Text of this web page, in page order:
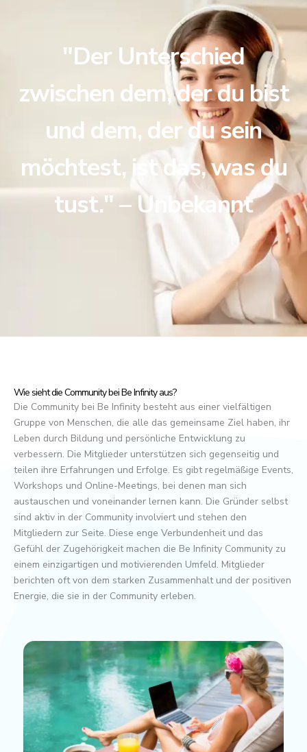
"Der Unterschied
zwischen dem, der du bist
und dem, der du sein
möchtest, ist das, was du
tust." – Unbekannt
Wie sieht die Community bei Be Infinity aus?
Die Community bei Be Infinity besteht aus einer vielfältigen
Gruppe von Menschen, die alle das gemeinsame Ziel haben, ihr
Leben durch Bildung und persönliche Entwicklung zu
verbessern. Die Mitglieder unterstützen sich gegenseitig und
teilen ihre Erfahrungen und Erfolge. Es gibt regelmäßige Events,
Workshops und Online-Meetings, bei denen man sich
austauschen und voneinander lernen kann. Die Gründer selbst
sind aktiv in der Community involviert und stehen den
Mitgliedern zur Seite. Diese enge Verbundenheit und das
Gefühl der Zugehörigkeit machen die Be Infinity Community zu
einem einzigartigen und motivierenden Umfeld. Mitglieder
berichten oft von dem starken Zusammenhalt und der positiven
Energie, die sie in der Community erleben.